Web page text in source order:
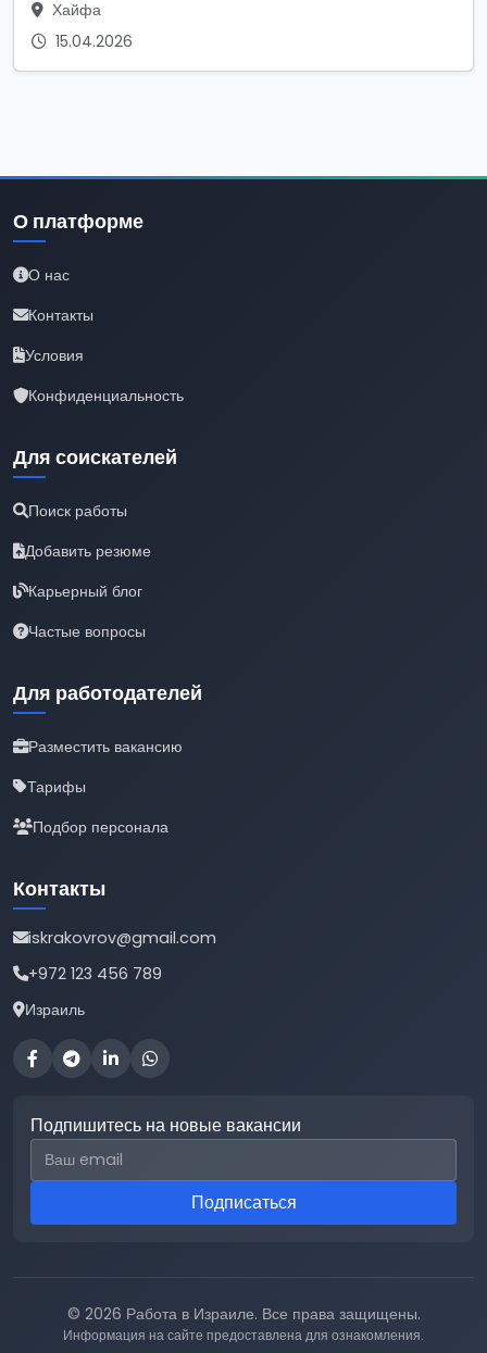
Хайфа
15.04.2026
О платформе
О нас
Контакты
Условия
Конфиденциальность
Для соискателей
Поиск работы
Добавить резюме
Карьерный блог
Частые вопросы
Для работодателей
Разместить вакансию
Тарифы
Подбор персонала
Контакты
iskrakovrov@gmail.com
+972 123 456 789
Израиль
Подпишитесь на новые вакансии
Email для подписки
Подписаться
© 2026 Работа в Израиле. Все права защищены.
Информация на сайте предоставлена для ознакомления.